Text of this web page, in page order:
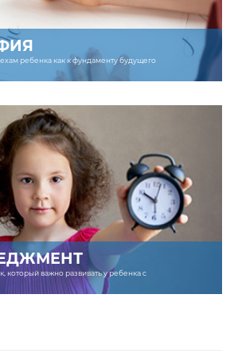
ребенка как к фундаменту будущего
который важно развивать у ребенка с